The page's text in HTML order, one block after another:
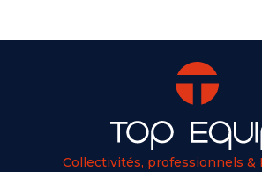
Collectivités, professionnels &